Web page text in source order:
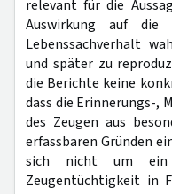
relevant für die
Auswirkung auf die
Lebenssachverhalt
und später zu
die Berichte keine
dass die Erinnerungs-,
des Zeugen aus
erfassbaren Gründen
sich nicht um ein
Zeugentüchtigkeit in